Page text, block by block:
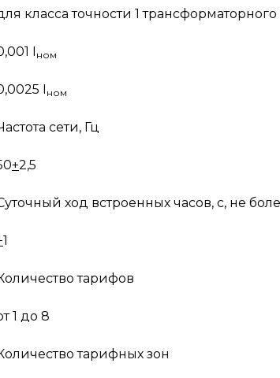
класса точности 1
I ном
I ном
сети, Гц
+2,5
ход встроенных часов, с, не
1
тарифов
1 до 8
тарифных зон